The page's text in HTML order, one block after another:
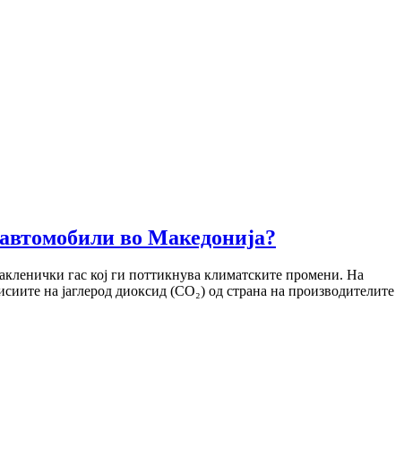
во Македонија?
гас кој ги поттикнува климатските промени. На
на јаглерод диоксид (CO₂) од страна на производителите